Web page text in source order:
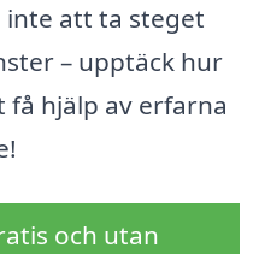
att ta steget
– upptäck hur
hjälp av erfarna
och utan